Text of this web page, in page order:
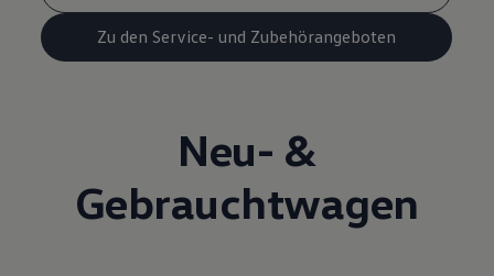
Zu den Service- und Zubehörangeboten
Neu- &
Gebrauchtwagen